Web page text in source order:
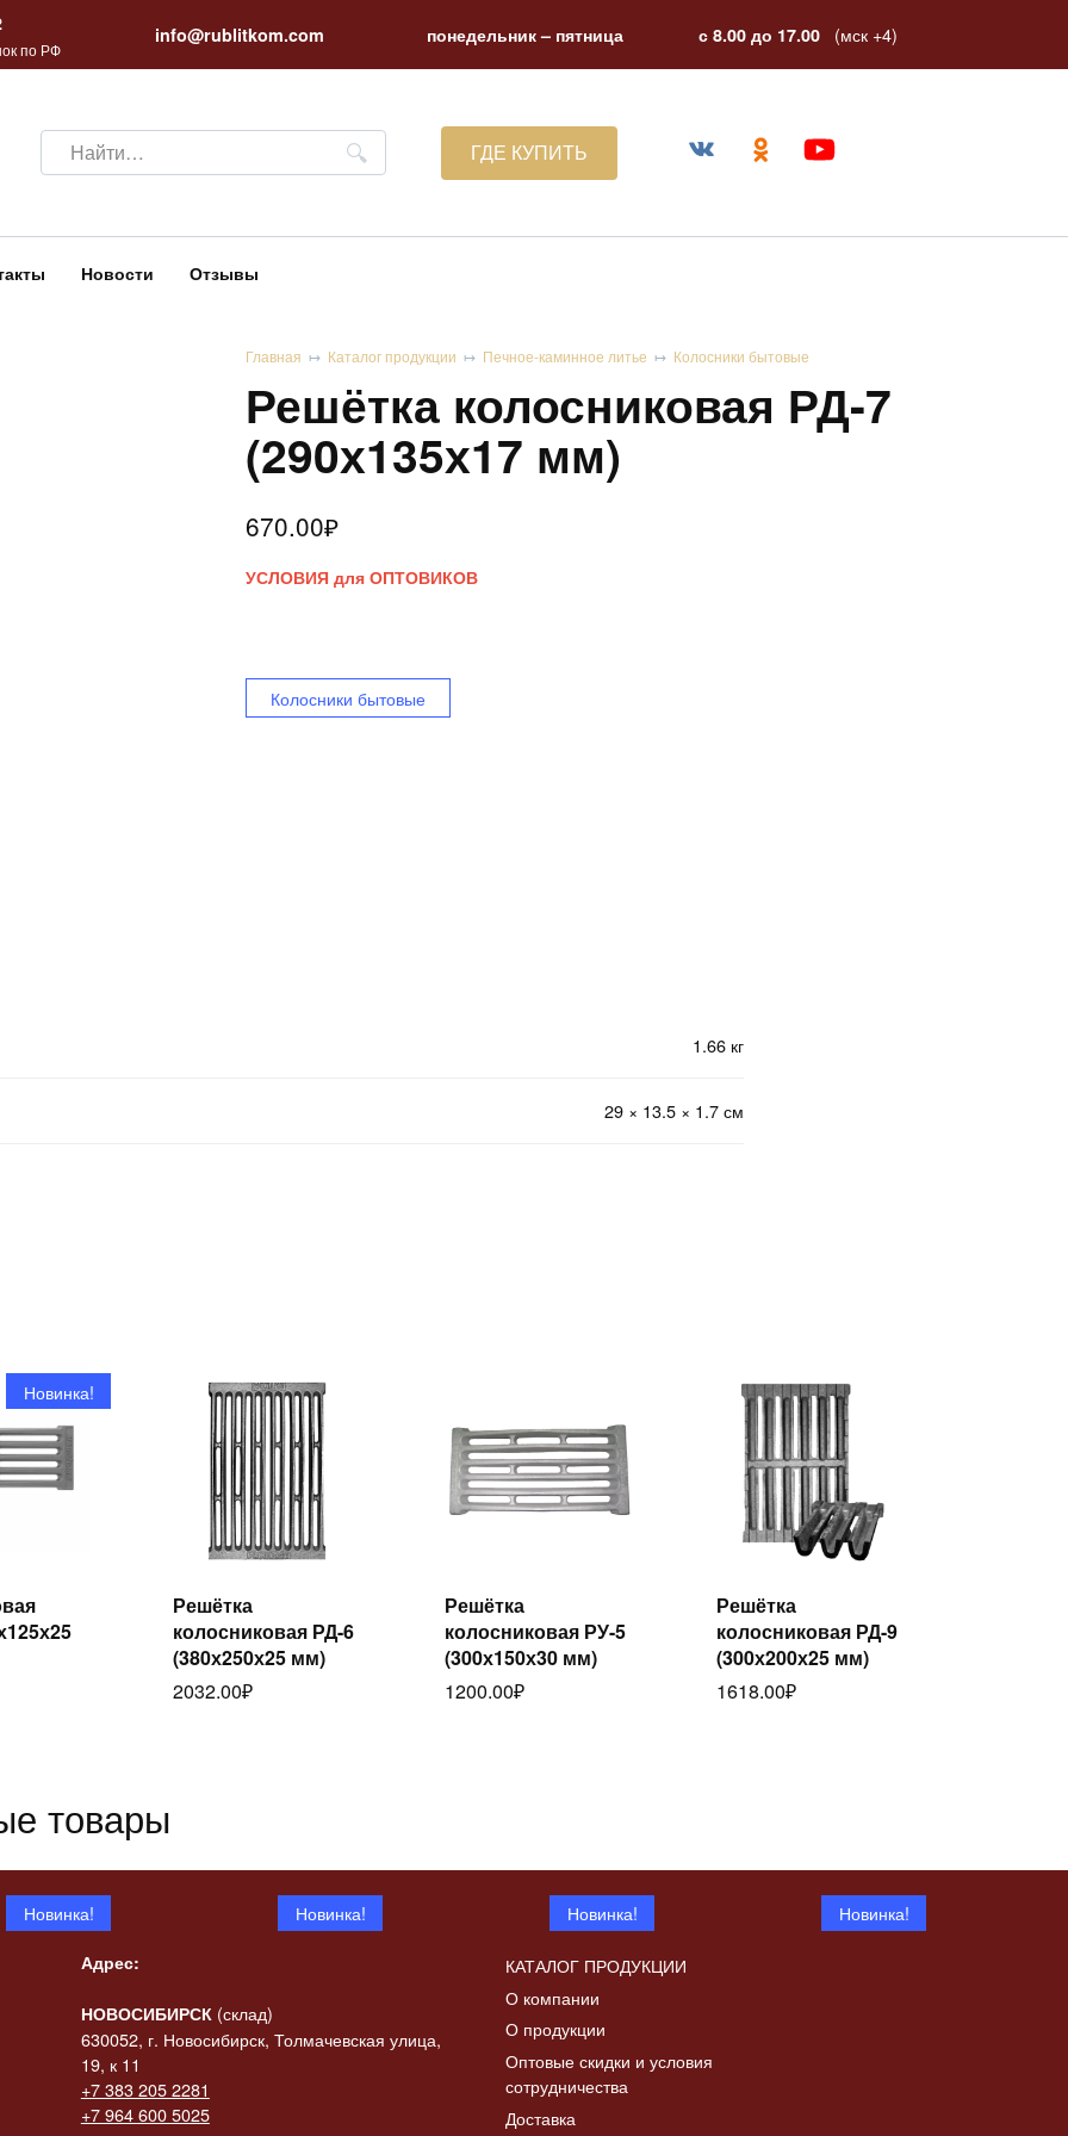
по РФ
info@rublitkom.com понедельник – пятница с 8.00 до 17.00 (мск +4)
Search
for:
ГДЕ КУПИТЬ
Новости Отзывы
Главная Каталог продукции Печное-каминное литье Колосники бытовые
Решётка колосниковая РД-7
(290х135х17 мм)
670.00₽
УСЛОВИЯ для ОПТОВИКОВ
Колосники бытовые
1.66 кг
29 × 13.5 × 1.7 см
Новинка!
далее
Решётка
колосниковая РД-6
(380х250х25 мм)
2032.00₽
далее
Решётка
колосниковая РУ-5
(300х150х30 мм)
1200.00₽
далее
Решётка
колосниковая РД-9
(300х200х25 мм)
1618.00₽
товары
Новинка! Новинка!
Статуэтка «Коза с
Новинка!
Статуэтка «Коза с
Новинка!
Адрес:
НОВОСИБИРСК (склад)
630052, г. Новосибирск, Толмачевская улица,
19, к 11
+7 383 205 2281
+7 964 600 5025
КАТАЛОГ ПРОДУКЦИИ
О компании
О продукции
Оптовые скидки и условия
сотрудничества
Доставка